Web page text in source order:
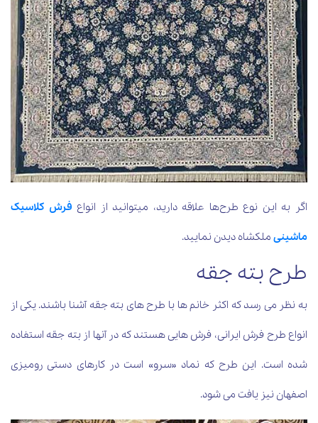
اگر به این نوع طرح‌ها علاقه دارید، میتوانید از انواع فرش کلاسیک
ماشینی ملکشاه دیدن نمایید.
طرح بته جقه
به نظر می رسد که اکثر خانم ها با طرح های بته جقه آشنا باشند. یکی از
انواع طرح فرش ایرانی، فرش هایی هستند که در آنها از بته جقه استفاده
شده است. این طرح که نماد «سرو» است در کارهای دستی رومیزی
اصفهان نیز یافت می شود.